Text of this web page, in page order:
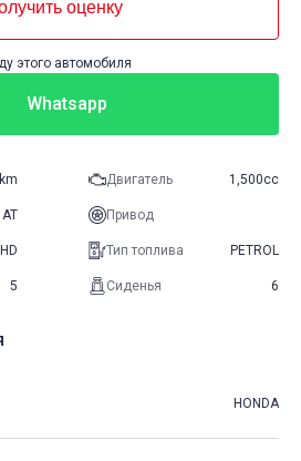
оценку
этого автомобиля
Whatsapp
Двигатель 1,500cc
AT Привод
Тип топлива PETROL
5 Сиденья 6
HONDA